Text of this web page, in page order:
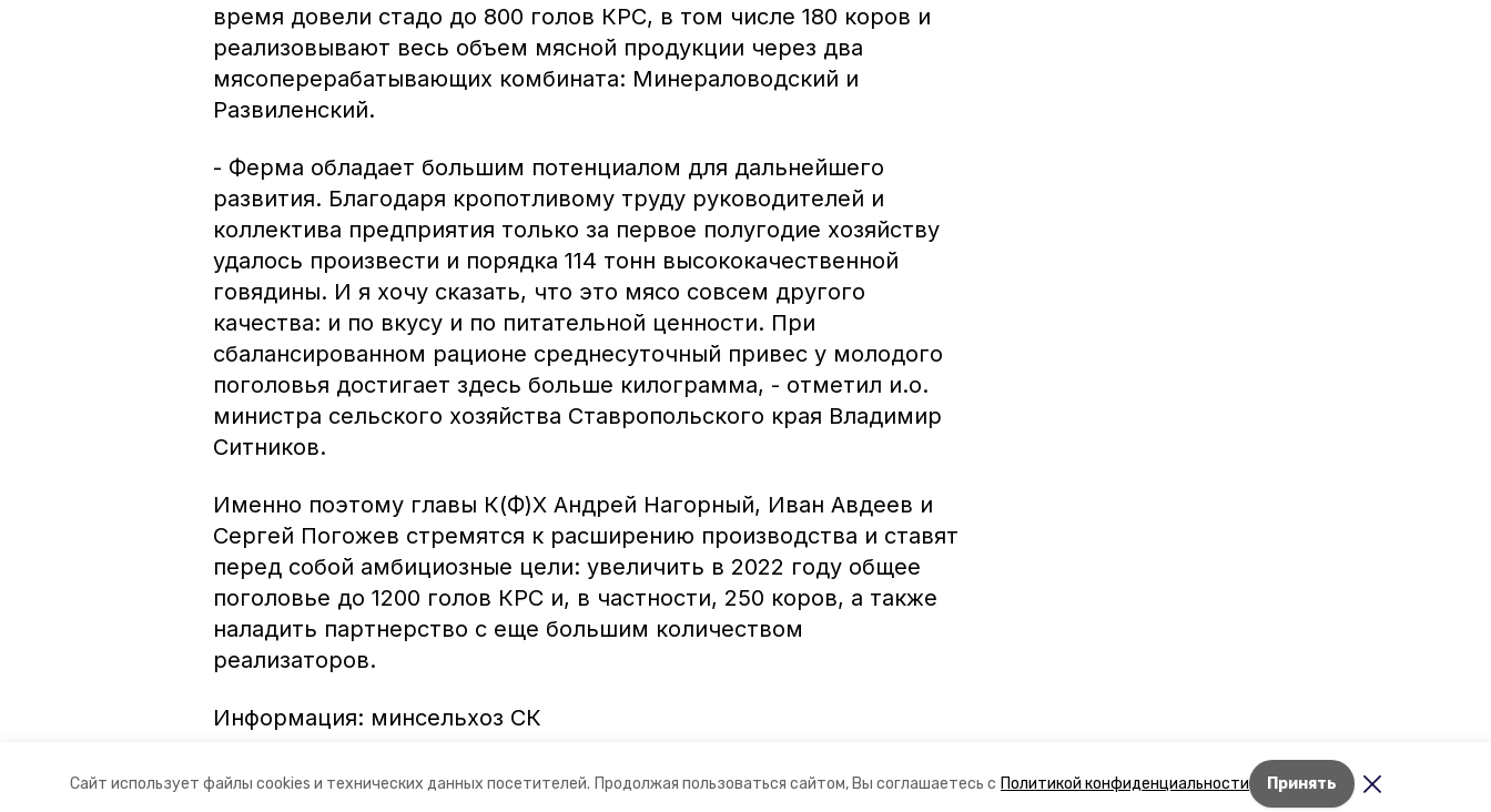
Сайт использует файлы cookies и технических данных посетителей. Продолжая пользоваться сайтом, Вы соглашаетесь с Политикой конфиденциальности Принять
Лента новостей
время довели стадо до 800 голов КРС, в том числе 180 коров и
реализовывают весь объем мясной продукции через два
мясоперерабатывающих комбината: Минераловодский и
Развиленский.
- Ферма обладает большим потенциалом для дальнейшего
развития. Благодаря кропотливому труду руководителей и
коллектива предприятия только за первое полугодие хозяйству
удалось произвести и порядка 114 тонн высококачественной
говядины. И я хочу сказать, что это мясо совсем другого
качества: и по вкусу и по питательной ценности. При
сбалансированном рационе среднесуточный привес у молодого
поголовья достигает здесь больше килограмма, - отметил и.о.
министра сельского хозяйства Ставропольского края Владимир
Ситников.
Именно поэтому главы К(Ф)Х Андрей Нагорный, Иван Авдеев и
Сергей Погожев стремятся к расширению производства и ставят
перед собой амбициозные цели: увеличить в 2022 году общее
поголовье до 1200 голов КРС и, в частности, 250 коров, а также
наладить партнерство с еще большим количеством
реализаторов.
Информация: минсельхоз СК